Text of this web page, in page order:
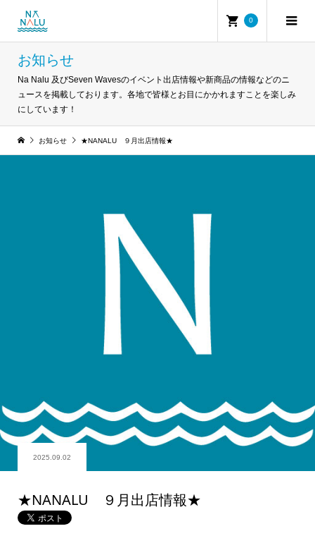
0
お知らせ
Na Nalu 及びSeven Wavesのイベント出店情報や新商品の情報などのニ
ュースを掲載しております。各地で皆様とお目にかかれますことを楽しみ
にしています！
お知らせ ★NANALU ９月出店情報★
2025.09.02
★NANALU ９月出店情報★